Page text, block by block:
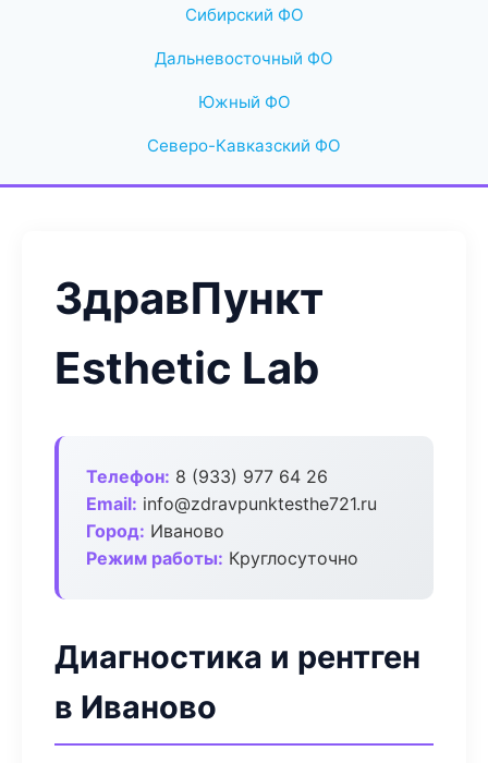
Сибирский ФО
Дальневосточный ФО
Южный ФО
Северо-Кавказский ФО
ЗдравПункт
Esthetic Lab
Телефон: 8 (933) 977 64 26
Email: info@zdravpunktesthe721.ru
Город: Иваново
Режим работы: Круглосуточно
Диагностика и рентген
в Иваново